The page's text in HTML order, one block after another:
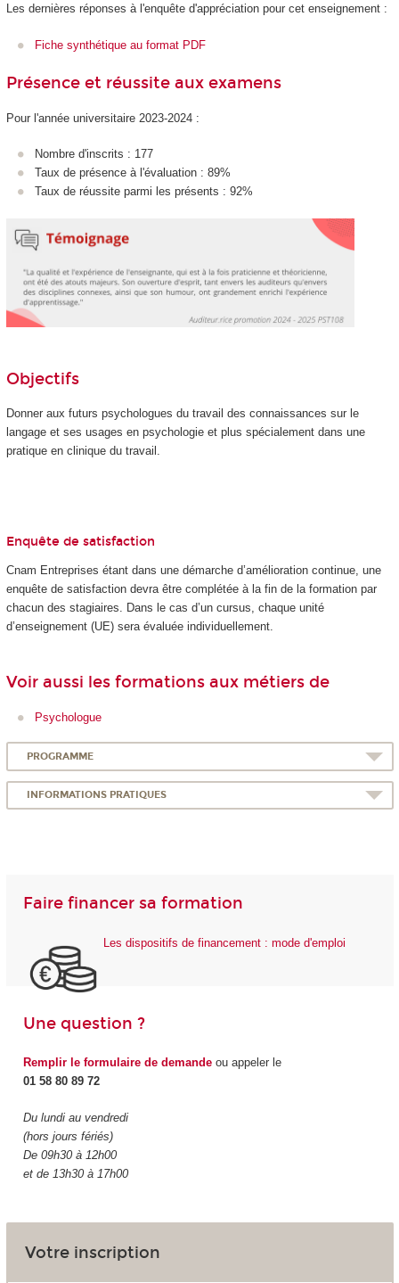
Les dernières réponses à l'enquête d'appréciation pour cet enseignement :
Fiche synthétique au format PDF
Présence et réussite aux examens
Pour l'année universitaire 2023-2024 :
Nombre d'inscrits : 177
Taux de présence à l'évaluation : 89%
Taux de réussite parmi les présents : 92%
Objectifs
Donner aux futurs psychologues du travail des connaissances sur le
langage et ses usages en psychologie et plus spécialement dans une
pratique en clinique du travail.
Enquête de satisfaction
Cnam Entreprises étant dans une démarche d’amélioration continue, une
enquête de satisfaction devra être complétée à la fin de la formation par
chacun des stagiaires. Dans le cas d’un cursus, chaque unité
d’enseignement (UE) sera évaluée individuellement.
Voir aussi les formations aux métiers de
Psychologue
PROGRAMME
INFORMATIONS PRATIQUES
Faire financer sa formation
Les dispositifs de financement : mode d'emploi
Une question ?
Remplir le formulaire de demandeou appeler le
01 58 80 89 72
Du lundi au vendredi
(hors jours fériés)
De 09h30 à 12h00
et de 13h30 à 17h00
Votre inscription